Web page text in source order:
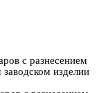
с разнесением
изделии